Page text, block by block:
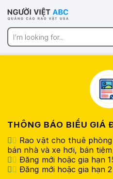
THÔNG BÁO BIỂU GIÁ
Rao vặt cho thuê
bán nhà và xe hơi, bán
Đăng mới hoặc gia hạn
Đăng mới hoặc gia hạn